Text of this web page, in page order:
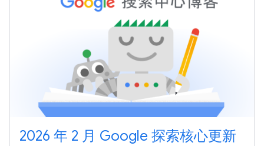
2026 年 2 月 Google 探索核心更新